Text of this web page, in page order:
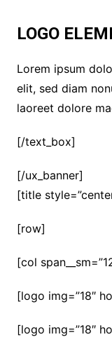
LOGO
Lorem ipsum
elit, sed diam
laoreet dolore
[/text_box]
[/ux_banner]
[title
[row]
[col
[logo img=”18″
[logo img=”18″